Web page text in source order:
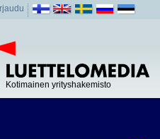
Kotimainen yrityshakemisto